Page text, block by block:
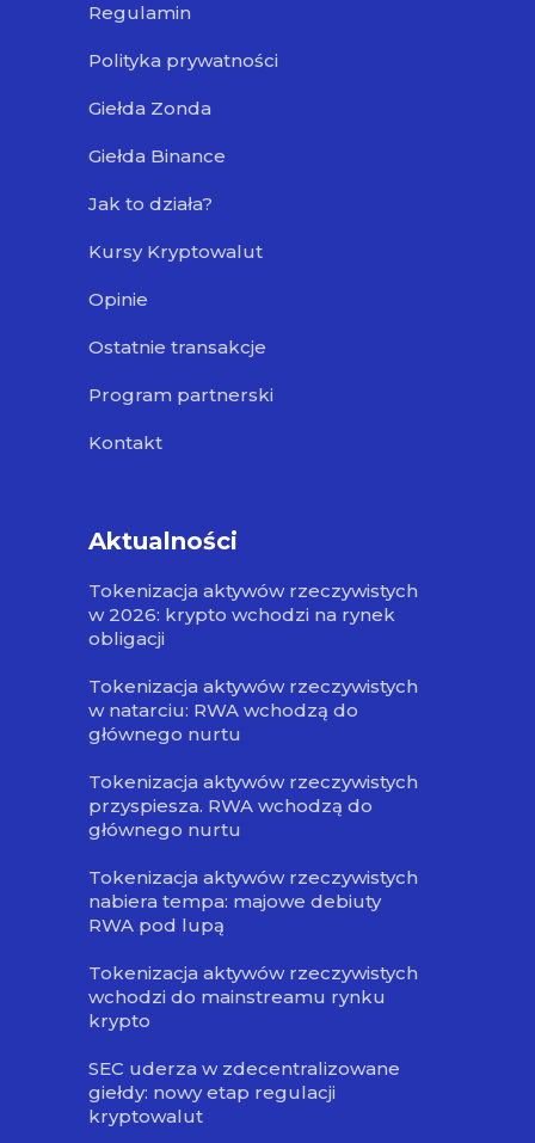
Regulamin
Polityka prywatności
Giełda Zonda
Giełda Binance
Jak to działa?
Kursy Kryptowalut
Opinie
Ostatnie transakcje
Program partnerski
Kontakt
Aktualności
Tokenizacja aktywów rzeczywistych
w 2026: krypto wchodzi na rynek
obligacji
Tokenizacja aktywów rzeczywistych
w natarciu: RWA wchodzą do
głównego nurtu
Tokenizacja aktywów rzeczywistych
przyspiesza. RWA wchodzą do
głównego nurtu
Tokenizacja aktywów rzeczywistych
nabiera tempa: majowe debiuty
RWA pod lupą
Tokenizacja aktywów rzeczywistych
wchodzi do mainstreamu rynku
krypto
SEC uderza w zdecentralizowane
giełdy: nowy etap regulacji
kryptowalut